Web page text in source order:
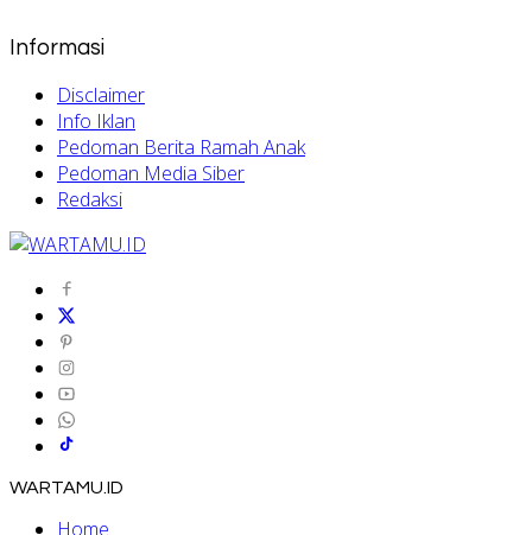
Informasi
Disclaimer
Info Iklan
Pedoman Berita Ramah Anak
Pedoman Media Siber
Redaksi
WARTAMU.ID
Home